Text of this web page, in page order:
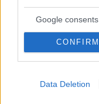
Google consents
CONFIRM
Data Deletion